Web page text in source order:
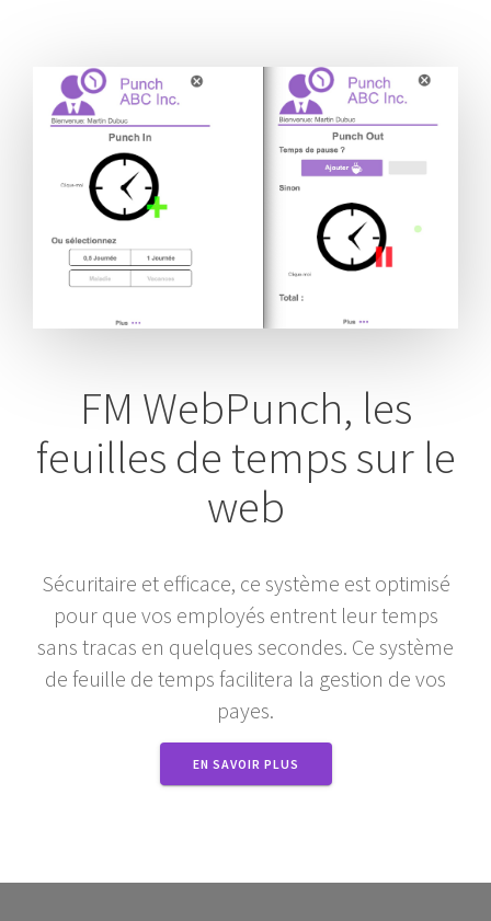
FM WebPunch, les
feuilles de temps sur le
web
Sécuritaire et efficace, ce système est optimisé
pour que vos employés entrent leur temps
sans tracas en quelques secondes. Ce système
de feuille de temps facilitera la gestion de vos
payes.
EN SAVOIR PLUS